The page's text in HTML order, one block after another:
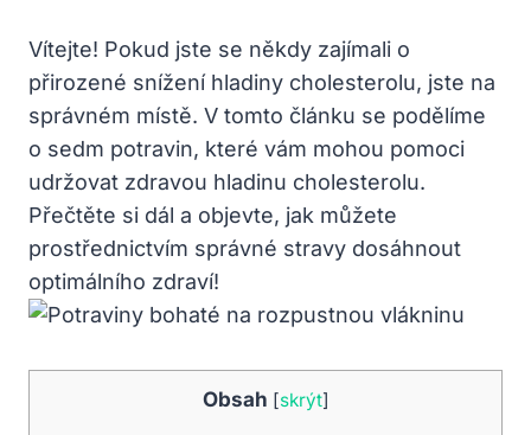
Vítejte! Pokud jste se někdy zajímali o
přirozené snížení hladiny cholesterolu, jste na
správném místě. V tomto článku se podělíme
o sedm potravin, které vám mohou pomoci
udržovat zdravou hladinu cholesterolu.
Přečtěte si dál a objevte, jak můžete
prostřednictvím správné stravy dosáhnout
optimálního zdraví!
Obsah [skrýt]